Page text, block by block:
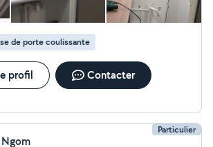
de porte coulissante
profil Contacter
Particulier
Ngom